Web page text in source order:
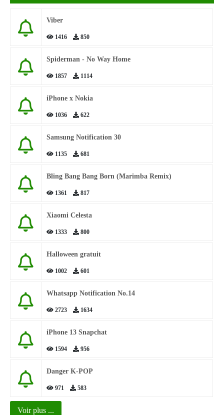
Viber
1416 850
Spiderman - No Way Home
1857 1114
iPhone x Nokia
1036 622
Samsung Notification 30
1135 681
Bling Bang Bang Born (Marimba Remix)
1361 817
Xiaomi Celesta
1333 800
Halloween gratuit
1002 601
Whatsapp Notification No.14
2723 1634
iPhone 13 Snapchat
1594 956
Danger K-POP
971 583
Voir plus ...